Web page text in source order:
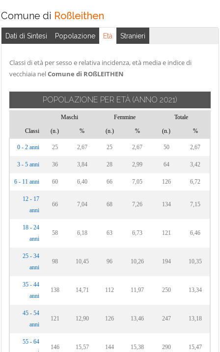
Comune di Roßleithen
Dati di Sintesi Popolazione Età Stranieri
Classi di età per sesso e relativa incidenza, età media e indice di
vecchiaia nelComune di ROßLEITHEN
POPOLAZIONE PER ETÀ (ANNO 2021)
Maschi Femmine
Totale
Classi
(n.) % (n.) % (n.) %
0 - 2 anni 25 2,67 25 2,67 50 2,67
3 - 5 anni 36 3,84 28 2,99 64 3,42
6 - 11 anni 60 6,40 66 7,05 126 6,72
12 - 17
anni
66 7,04 68 7,26 134 7,15
18 - 24
anni
58 6,18 63 6,73 121 6,46
25 - 34
anni
98 10,45 96 10,26 194 10,35
35 - 44
anni
138 14,71 112 11,97 250 13,34
45 - 54
anni
121 12,90 126 13,46 247 13,18
55 - 64
146 15,57 144 15,38 290 15,47